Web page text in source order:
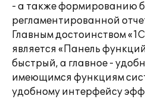
- а также формированию
регламентированной
Главным достоинством
является «Панель
быстрый, а главное -
имеющимся функциям
удобному интерфейсу